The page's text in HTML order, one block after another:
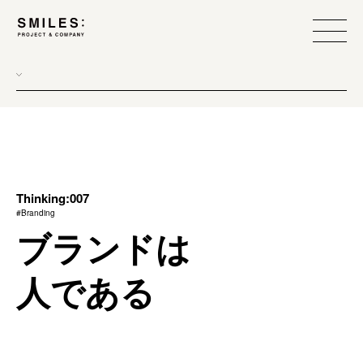
scope
process
team management
method
Thinking:007
#Branding
ブランドは
人である